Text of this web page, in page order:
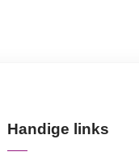
Handige links